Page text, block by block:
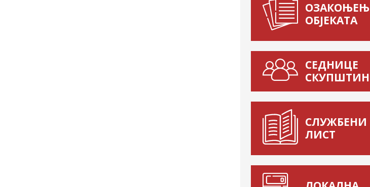
ОБЈЕКАТА
СЕДНИЦЕ
СЛУЖБЕНИ
ЛИСТ